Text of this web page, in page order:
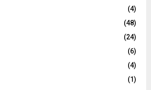
(4)
(48)
(24)
(6)
(4)
(1)